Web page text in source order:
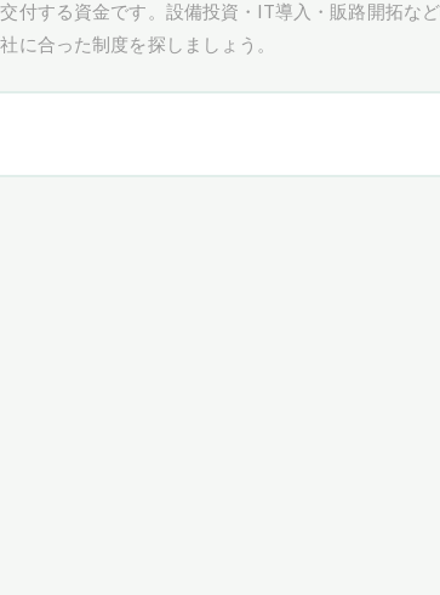
付する資金です。設備投資・IT導入・販路開拓な
に合った制度を探しましょう。